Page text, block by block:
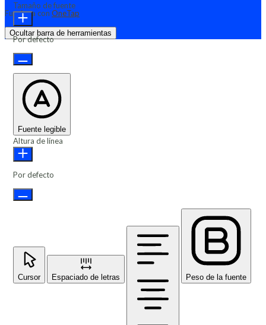
Funciona con OneTap
Ocultar barra de herramientas
Tamaño de fuente
Por defecto
Fuente legible
Altura de línea
Por defecto
Cursor Espaciado de letras Peso de la fuente